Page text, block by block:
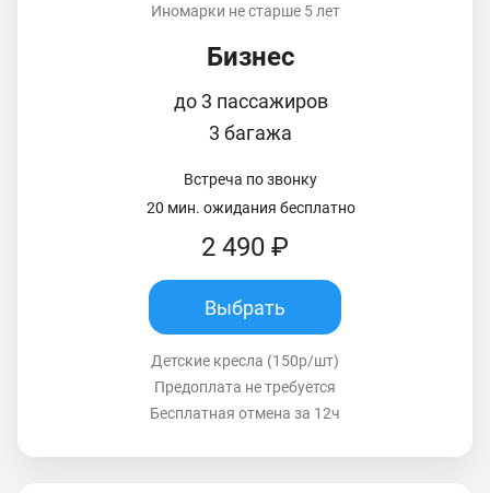
Иномарки не старше 5 лет
Бизнес
до 3 пассажиров
3 багажа
Встреча по звонку
20 мин. ожидания бесплатно
2 490 ₽
Выбрать
Детские кресла (150р/шт)
Предоплата не требуется
Бесплатная отмена за 12ч